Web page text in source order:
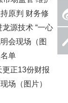
原判 财务修
源技术 “一心
会现场（图
单
更正13份财报
场（图片）